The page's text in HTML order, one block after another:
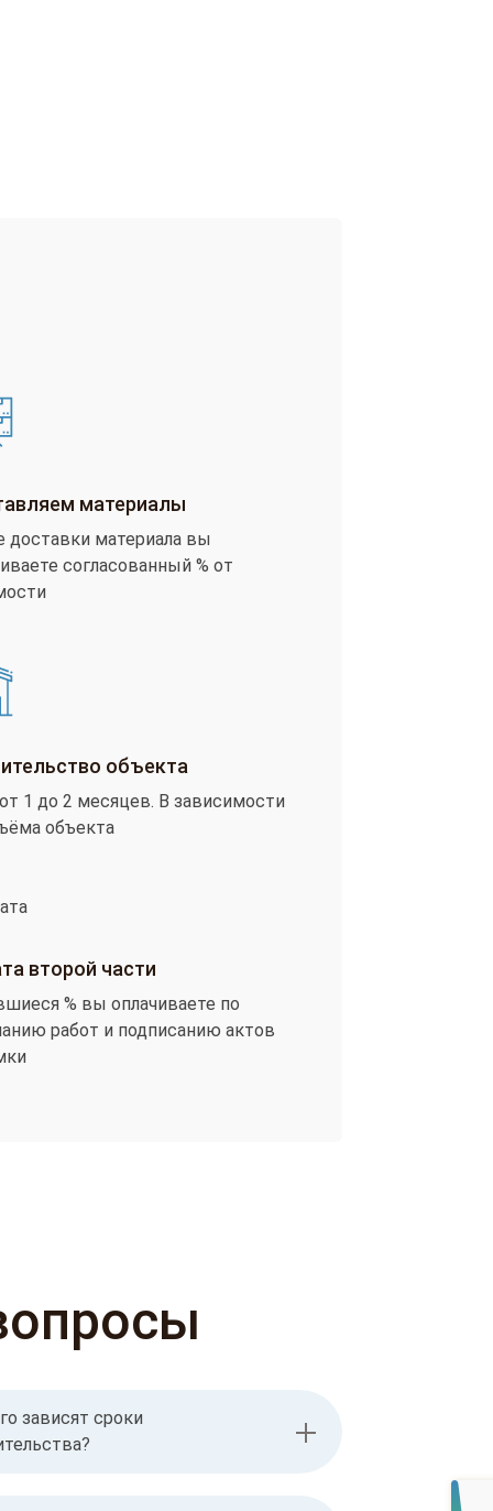
материалы
доставки материала вы
согласованный % от
объекта
1 до 2 месяцев. В зависимости
объекта
второй части
% вы оплачиваете по
работ и подписанию актов
зависят сроки